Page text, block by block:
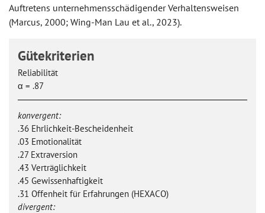
Auftretens unternehmensschädigender Verhaltensweisen
(Marcus, 2000; Wing-Man Lau et al., 2023).
Gütekriterien
Reliabilität
α = .87
konvergent:
.36 Ehrlichkeit-Bescheidenheit ​
.03 Emotionalität ​
.27 Extraversion ​
.43 Verträglichkeit​
.45 Gewissenhaftigkeit​
.31 Offenheit für Erfahrungen (HEXACO)
divergent: